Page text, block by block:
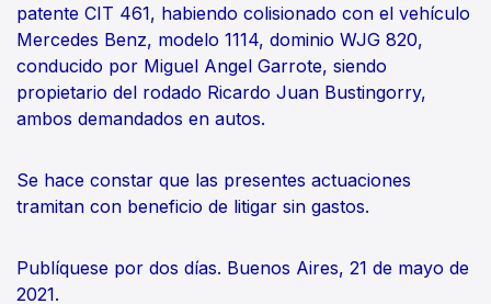
patente CIT 461, habiendo colisionado con el vehículo
Mercedes Benz, modelo 1114, dominio WJG 820,
conducido por Miguel Angel Garrote, siendo
propietario del rodado Ricardo Juan Bustingorry,
ambos demandados en autos.
Se hace constar que las presentes actuaciones
tramitan con beneficio de litigar sin gastos.
Publíquese por dos días. Buenos Aires, 21 de mayo de
2021.